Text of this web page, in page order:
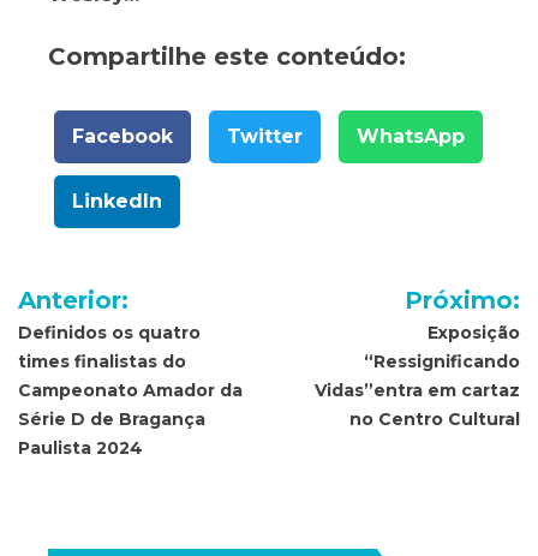
Compartilhe este conteúdo:
Facebook Twitter WhatsApp
LinkedIn
Navegação
de
Post
Anterior:
Definidos os quatro
times finalistas do
Campeonato Amador da
Série D de Bragança
Paulista 2024
Próximo:
Exposição
“Ressignificando
Vidas”entra em cartaz
no Centro Cultural